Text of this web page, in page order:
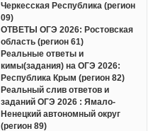
Черкесская Республика (регион
09)
ОТВЕТЫ ОГЭ 2026: Ростовская
область (регион 61)
Реальные ответы и
кимы(задания) на ОГЭ 2026:
Республика Крым (регион 82)
Реальный слив ответов и
заданий ОГЭ 2026 : Ямало-
Ненецкий автономный округ
(регион 89)